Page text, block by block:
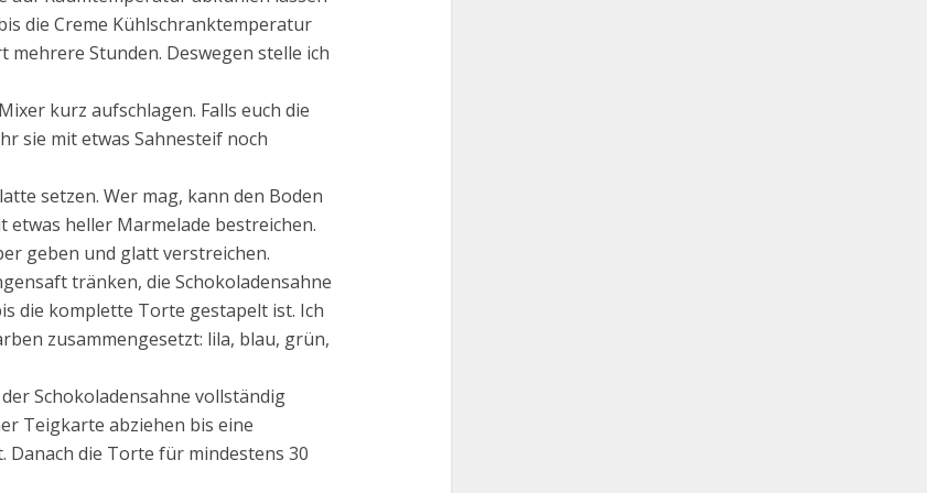
die Creme Kühlschranktemperatur
Stunden. Deswegen stelle ich
kurz aufschlagen. Falls euch die
sie mit etwas Sahnesteif noch
setzen. Wer mag, kann den Boden
heller Marmelade bestreichen.
geben und glatt verstreichen.
tränken, die Schokoladensahne
die komplette Torte gestapelt ist. Ich
zusammengesetzt: lila, blau, grün,
Schokoladensahne vollständig
Teigkarte abziehen bis eine
Danach die Torte für mindestens 30